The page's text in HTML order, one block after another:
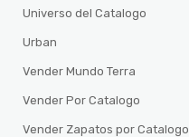
Universo del Catalogo
Urban
Vender Mundo Terra
Vender Por Catalogo
Vender Zapatos por Catalogo